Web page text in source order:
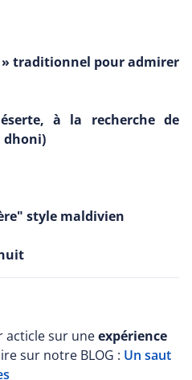
traditionnel pour admirer
à la recherche de
dhoni)
style maldivien
acticle sur uneexpérience
sur notre BLOG : Un saut